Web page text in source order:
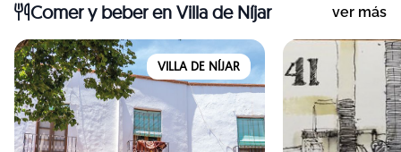
Comer y beberen Villa de Níjar ver más
VILLA DE NÍJAR